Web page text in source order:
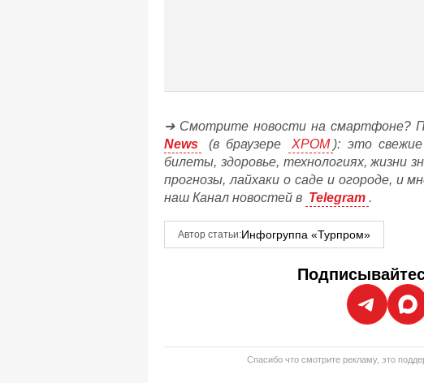
➔ Смотрите новости на смартфоне?
News
(в браузере ХРОМ ): это
билеты, здоровье, технологиях, жизни
прогнозы, лайхаки о саде и огороде, и
наш Канал новостей в Telegram .
Автор статьи:Инфогруппа «Турпром»
Спасибо что смотрите рекламу, это